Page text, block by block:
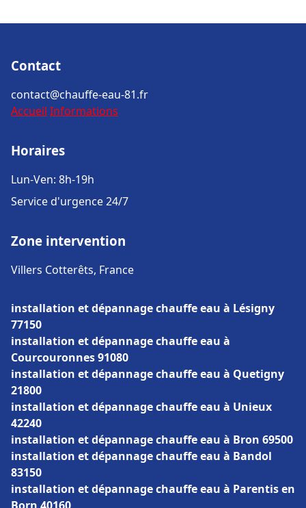
Contact
contact@chauffe-eau-81.fr
Accueil Informations
Horaires
Lun-Ven: 8h-19h
Service d'urgence 24/7
Zone intervention
Villers Cotterêts, France
installation et dépannage chauffe eau à Lésigny
77150
installation et dépannage chauffe eau à
Courcouronnes 91080
installation et dépannage chauffe eau à Quetigny
21800
installation et dépannage chauffe eau à Unieux
42240
installation et dépannage chauffe eau à Bron 69500
installation et dépannage chauffe eau à Bandol
83150
installation et dépannage chauffe eau à Parentis en